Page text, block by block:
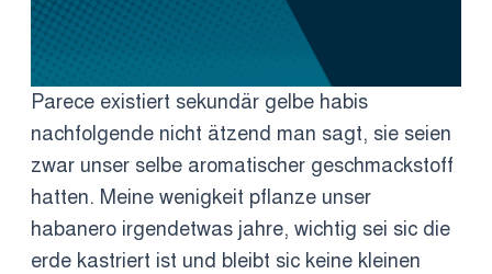
Parece existiert sekundär gelbe habis
nachfolgende nicht ätzend man sagt, sie seien
zwar unser selbe aromatischer geschmackstoff
hatten. Meine wenigkeit pflanze unser
habanero irgendetwas jahre, wichtig sei sic die
erde kastriert ist und bleibt sic keine kleinen